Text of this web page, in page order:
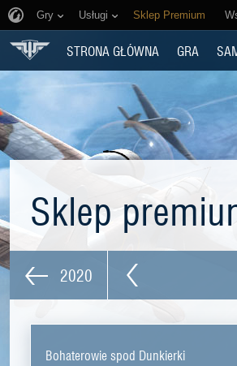
Gry Usługi Sklep Premium
STRONA GŁÓWNA GRA
Sklep
2020
Bohaterowie spod Dunkierki